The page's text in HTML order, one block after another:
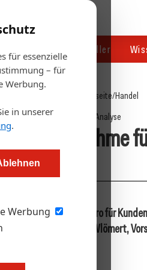
für essenzielle
– für
Werbung.
in unserer
.
Werbung
Handel & Hersteller
Startseite/Handel
Analyse
Übernahme
Übernahme durch Metro für
Die ÖGZ hat mit Nils Wlömert,